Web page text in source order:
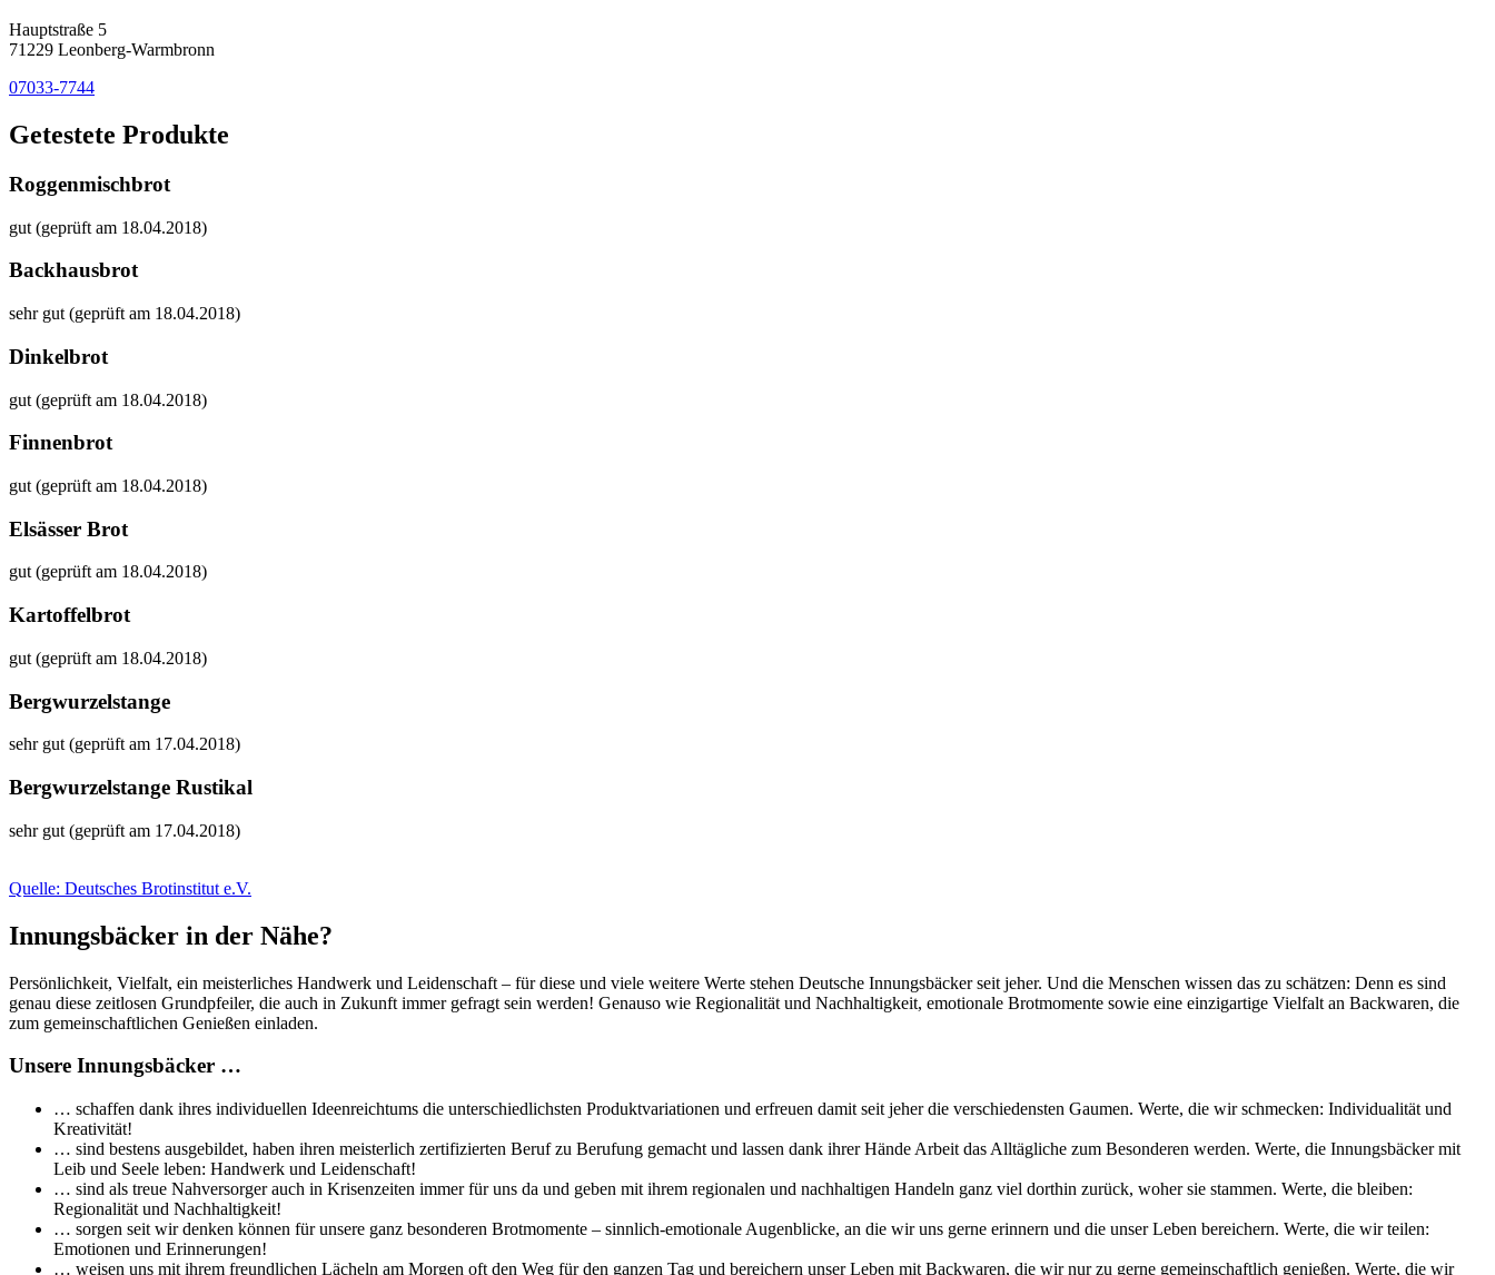
Hauptstraße 5
71229 Leonberg-Warmbronn
07033-7744
Getestete Produkte
Roggenmischbrot
gut (geprüft am 18.04.2018)
Backhausbrot
sehr gut (geprüft am 18.04.2018)
Dinkelbrot
gut (geprüft am 18.04.2018)
Finnenbrot
gut (geprüft am 18.04.2018)
Elsässer Brot
gut (geprüft am 18.04.2018)
Kartoffelbrot
gut (geprüft am 18.04.2018)
Bergwurzelstange
sehr gut (geprüft am 17.04.2018)
Bergwurzelstange Rustikal
sehr gut (geprüft am 17.04.2018)
Quelle: Deutsches Brotinstitut e.V.
Innungsbäcker in der Nähe?
Persönlichkeit, Vielfalt, ein meisterliches Handwerk und Leidenschaft – für diese und viele weitere Werte stehen Deutsche Innungsbäcker seit jeher. Und die Menschen wissen das zu schätzen: Denn es sind
genau diese zeitlosen Grundpfeiler, die auch in Zukunft immer gefragt sein werden! Genauso wie Regionalität und Nachhaltigkeit, emotionale Brotmomente sowie eine einzigartige Vielfalt an Backwaren, die
zum gemeinschaftlichen Genießen einladen.
Unsere Innungsbäcker …
… schaffen dank ihres individuellen Ideenreichtums die unterschiedlichsten Produktvariationen und erfreuen damit seit jeher die verschiedensten Gaumen. Werte, die wir schmecken: Individualität und
Kreativität!
… sind bestens ausgebildet, haben ihren meisterlich zertifizierten Beruf zu Berufung gemacht und lassen dank ihrer Hände Arbeit das Alltägliche zum Besonderen werden. Werte, die Innungsbäcker mit
Leib und Seele leben: Handwerk und Leidenschaft!
… sind als treue Nahversorger auch in Krisenzeiten immer für uns da und geben mit ihrem regionalen und nachhaltigen Handeln ganz viel dorthin zurück, woher sie stammen. Werte, die bleiben:
Regionalität und Nachhaltigkeit!
… sorgen seit wir denken können für unsere ganz besonderen Brotmomente – sinnlich-emotionale Augenblicke, an die wir uns gerne erinnern und die unser Leben bereichern. Werte, die wir teilen:
Emotionen und Erinnerungen!
… weisen uns mit ihrem freundlichen Lächeln am Morgen oft den Weg für den ganzen Tag und bereichern unser Leben mit Backwaren, die wir nur zu gerne gemeinschaftlich genießen. Werte, die wir